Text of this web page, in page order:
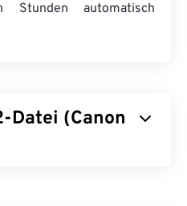
Stunden automatisch
Datei (Canon